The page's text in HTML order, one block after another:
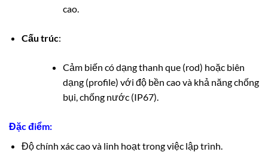
cao.
Cấu trúc:
Cảm biến có dạng thanh que (rod) hoặc biên
dạng (profile) với độ bền cao và khả năng chống
bụi, chống nước (IP67).
Đặc điểm:
Độ chính xác cao và linh hoạt trong việc lập trình.